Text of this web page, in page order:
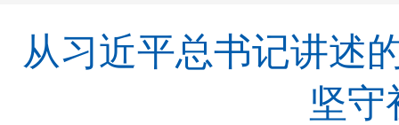
从习近平总书记讲述
坚守